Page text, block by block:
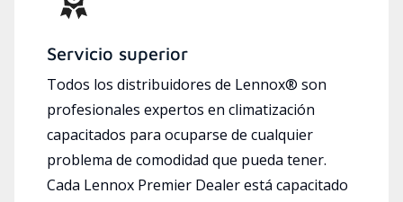
Servicio superior
Todos los distribuidores de Lennox® son
profesionales expertos en climatización
capacitados para ocuparse de cualquier
problema de comodidad que pueda tener.
Cada Lennox Premier Dealer está capacitado